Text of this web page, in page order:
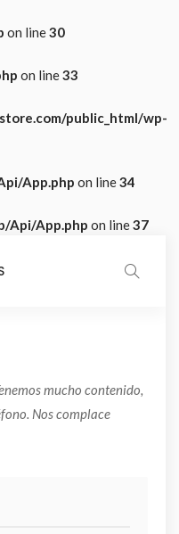
on line30
on line33
public_html/wp-
App.php on line34
Api/App.php on line37
mucho contenido,
Nos complace